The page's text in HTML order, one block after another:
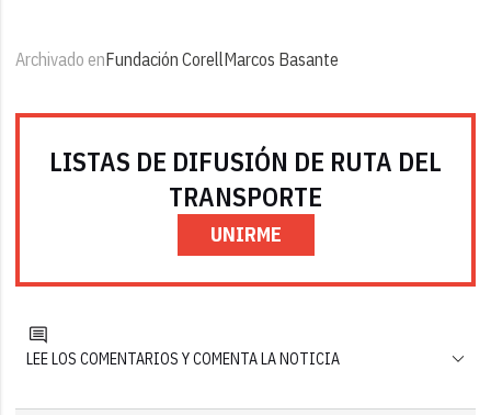
Archivado enFundación CorellMarcos Basante
LISTAS DE DIFUSIÓN DE RUTA DEL
TRANSPORTE
UNIRME
LEE LOS COMENTARIOS Y COMENTA LA NOTICIA